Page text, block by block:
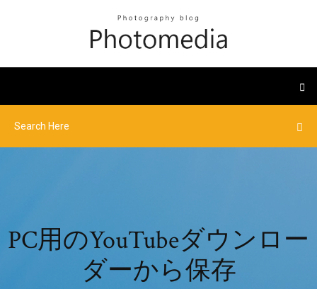
PC用のYouTubeダウンロー
ダーから保存